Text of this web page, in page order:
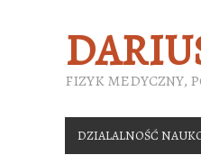
FIZYK MEDYCZNY,
DZIALALNOŚĆ